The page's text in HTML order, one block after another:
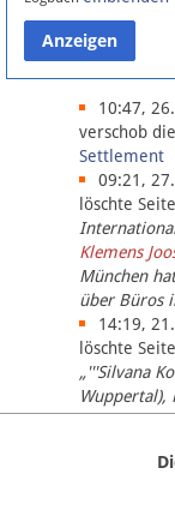
Datenschutz
Über Lobbypedia
Impressum
10:47,
verschob
Settlement
09:21,
löschte Seite
Klemens
München
über Büros
14:19,
löschte Seite
„'''Silvana
Wuppertal),